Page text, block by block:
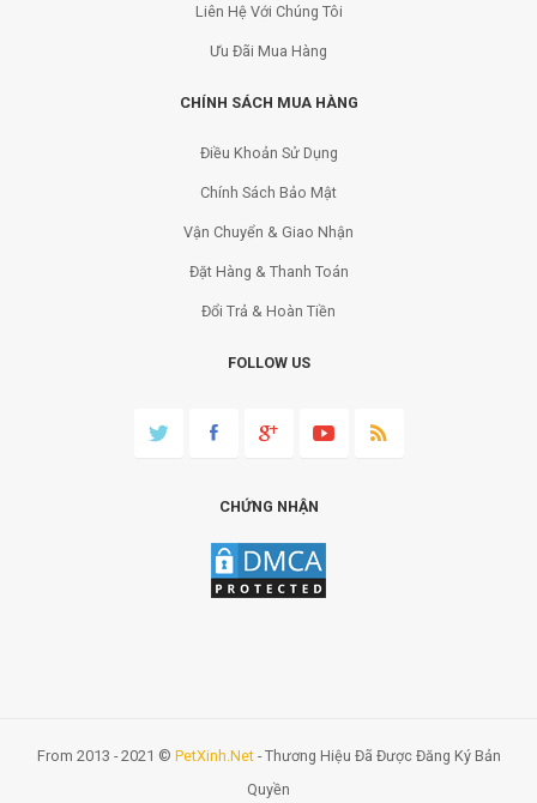
Liên Hệ Với Chúng Tôi
Ưu Đãi Mua Hàng
CHÍNH SÁCH MUA HÀNG
Điều Khoản Sử Dụng
Chính Sách Bảo Mật
Vận Chuyển & Giao Nhận
Đặt Hàng & Thanh Toán
Đổi Trả & Hoàn Tiền
FOLLOW US
CHỨNG NHẬN
From 2013 - 2021 © PetXinh.net- Thương Hiệu Đã Được Đăng Ký Bản
Quyền